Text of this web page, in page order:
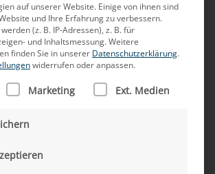
in
auf unserer Website. Einige von ihnen sind
und Ihre Erfahrung zu verbessern.
(z. B. IP-Adressen), z. B. für
und Inhaltsmessung.Weitere
finden Sie in unserer Datenschutzerklärung.
widerrufen oder anpassen.
GRUPPEN, FÜR DIE EINE
Marketing Ext. Medien